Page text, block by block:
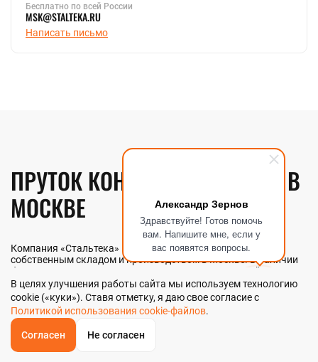
Александр Зернов
Здравствуйте! Готов помочь
вам. Напишите мне, если у
вас появятся вопросы.
ОБРАТНЫЙЗВОНОК
Бесплатно по всей России
MSK@STALTEKA.RU
Написать письмо
ПРУТОК КОНСТРУКЦИОННЫЙ В
МОСКВЕ
Компания «Стальтека» — поставщик металлопроката с
собственным складом и производством в Москве. В наличии
более 130 видов металлопроката и 70 наименований
металлоизделий — черный, цветной и нержавеющий прокат
любых типоразмеров. Мы реализуем пруток конструкционный
как оптом, так и в розницу прямо со склада из наличия или
под заказ. Контроль качества на всех этапах — от входного
анализа до отгрузки.
Главная
В целях улучшения работы сайта мы используем технологию
cookie («куки»). Ставя отметку, я даю свое согласие с
Политикой использования cookie-файлов.
Согласен Не согласен